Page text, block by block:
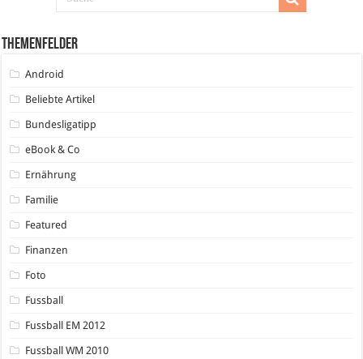
Themenfelder
Android
Beliebte Artikel
Bundesligatipp
eBook & Co
Ernährung
Familie
Featured
Finanzen
Foto
Fussball
Fussball EM 2012
Fussball WM 2010